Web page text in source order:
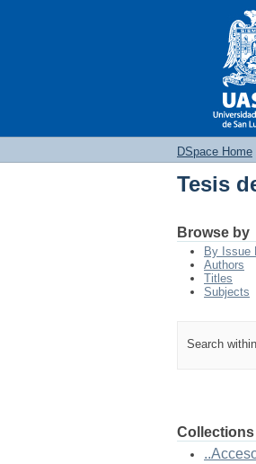
DSpace Home
Tesis
Browse by
By Issue
Authors
Titles
Subjects
Search